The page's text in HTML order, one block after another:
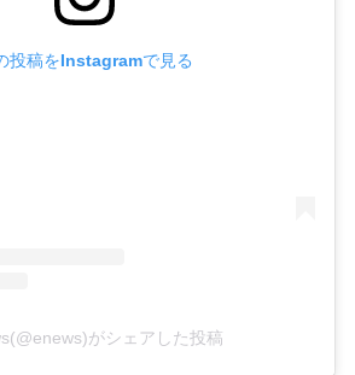
投稿をInstagramで見る
がシェアした投稿